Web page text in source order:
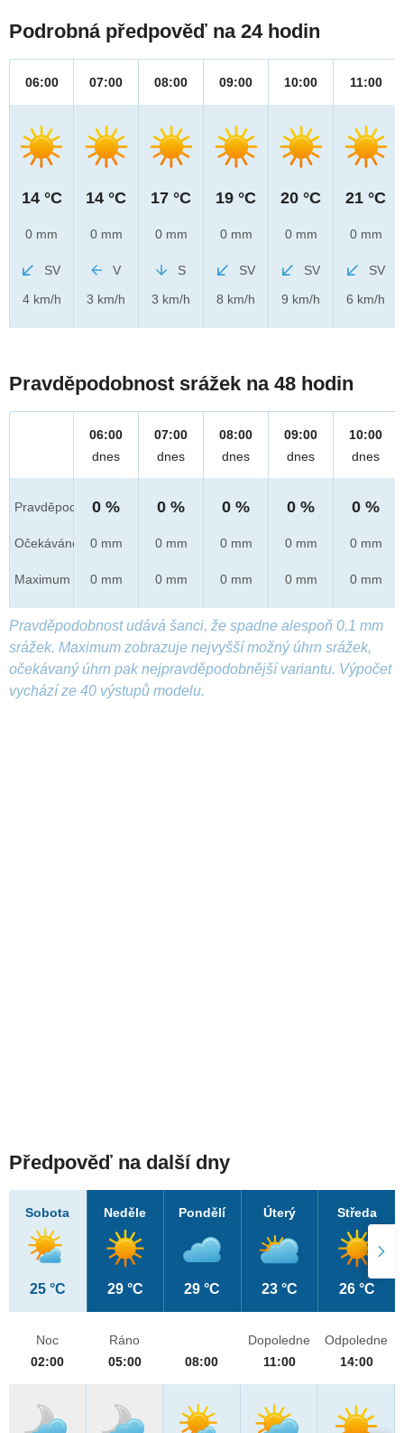
Podrobná předpověď na 24 hodin
06:00
14 °C
0 mm
SV
4 km/h
07:00
14 °C
0 mm
V
3 km/h
08:00
17 °C
0 mm
S
3 km/h
09:00
19 °C
0 mm
SV
8 km/h
10:00
20 °C
0 mm
SV
9 km/h
11:00
21 °C
0 mm
SV
6 km/h
Pravděpodobnost srážek na 48 hodin
Pravděpod.
Očekáváno
Maximum
06:00
dnes
0 %
0 mm
0 mm
07:00
dnes
0 %
0 mm
0 mm
08:00
dnes
0 %
0 mm
0 mm
09:00
dnes
0 %
0 mm
0 mm
10:00
dnes
0 %
0 mm
0 mm
Pravděpodobnost udává šanci, že spadne alespoň 0,1 mm
srážek. Maximum zobrazuje nejvyšší možný úhrn srážek,
očekávaný úhrn pak nejpravděpodobnější variantu. Výpočet
vychází ze 40 výstupů modelu.
Předpověď na další dny
Sobota
25 °C
Neděle
29 °C
Pondělí
29 °C
Úterý
23 °C
Středa
26 °C
Noc
02:00
Ráno
05:00
08:00
Dopoledne
11:00
Odpoledne
14:00